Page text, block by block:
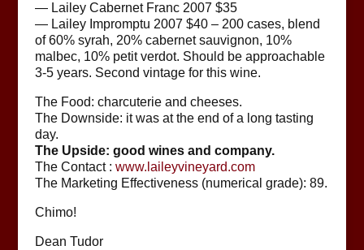
— Lailey Cabernet Franc 2007 $35
— Lailey Impromptu 2007 $40 – 200 cases, blend
of 60% syrah, 20% cabernet sauvignon, 10%
malbec, 10% petit verdot. Should be approachable
3-5 years. Second vintage for this wine.
The Food: charcuterie and cheeses.
The Downside: it was at the end of a long tasting
day.
The Upside: good wines and company.
The Contact : www.laileyvineyard.com
The Marketing Effectiveness (numerical grade): 89.
Chimo!
Dean Tudor